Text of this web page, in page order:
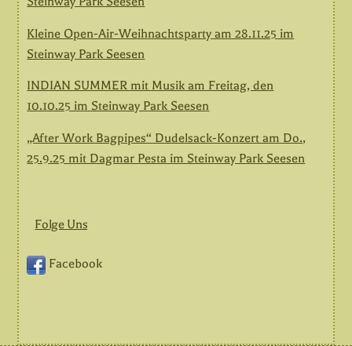
Kleine Open-Air-Weihnachtsparty am 28.11.25 im
Steinway Park Seesen
INDIAN SUMMER mit Musik am Freitag, den
10.10.25 im Steinway Park Seesen
„After Work Bagpipes“ Dudelsack-Konzert am Do.,
25.9.25 mit Dagmar Pesta im Steinway Park Seesen
Folge Uns
Facebook